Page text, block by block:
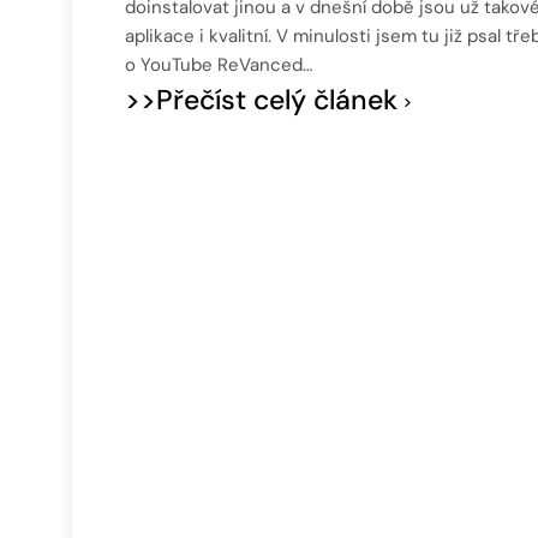
doinstalovat jinou a v dnešní době jsou už
aplikace i kvalitní. V minulosti jsem tu již psal
o YouTube ReVanced…
>>Přečíst celý článek